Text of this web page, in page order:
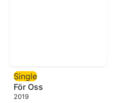
Single
För Oss
2019